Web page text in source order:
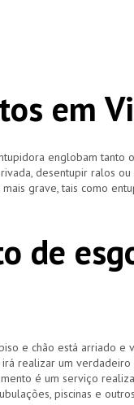
em
englobam tanto
desentupir ralos
grave, tais como
de
e chão está arriado e
realizar um verdadeiro
é um serviço
piscinas e